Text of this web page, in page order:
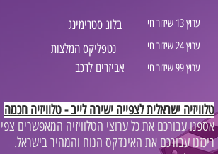
בלוג סטרימינג
נטפליקס המלצות
אביזרים לרכב
ערוץ 13 שידור חי
ערוץ 24 שידור חי
ערוץ 99 שידור חי
טלוויזיה ישראלית לצפייה ישירה לייב - טלוויזיה חכמה
,אספנו עבורכם את כל ערוצי הטלוויזיה המאפשרים
.ריכזנו עבורכם את האינדקס הנוח והמהיר בישראל